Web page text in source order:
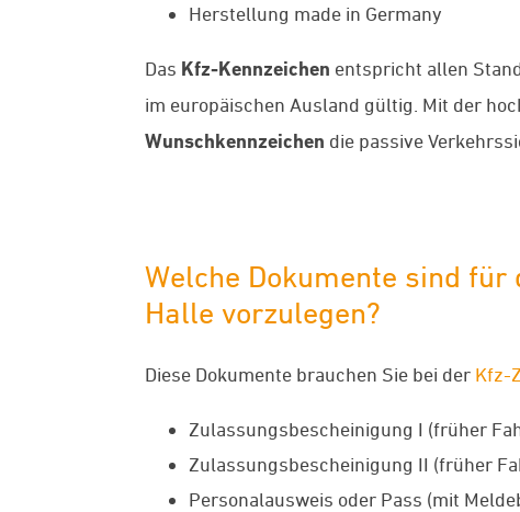
Herstellung made in Germany
Das Kfz-Kennzeichen entspricht allen
im europäischen Ausland gültig. Mit der
Wunschkennzeichen die passive
Welche Dokumente sind
Halle vorzulegen?
Diese Dokumente brauchen Sie bei der Kfz-
Zulassungsbescheinigung I (früher
Zulassungsbescheinigung II (früher
Personalausweis oder Pass (mit